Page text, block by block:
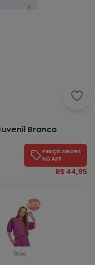
Branco
PREÇO AGORA
NO APP
R$ 44,95
50%
Roxo